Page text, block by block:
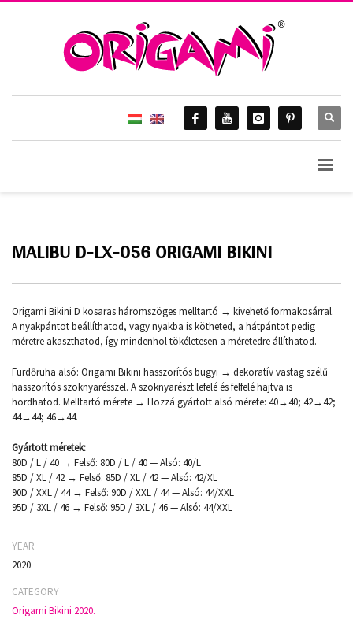
MALIBU D-LX-056 ORIGAMI BIKINI
Origami Bikini D kosaras háromszöges melltartó → kivehető formakosárral.
A nyakpántot beállíthatod, vagy nyakba is kötheted, a hátpántot pedig
méretre akaszthatod, így mindenhol tökéletesen a méretedre állíthatod.
Fürdőruha alsó: Origami Bikini hasszorítós bugyi → dekoratív vastag szélű
hasszorítós szoknyarésszel. A szoknyarészt lefelé és felfelé hajtva is
hordhatod. Melltartó mérete → Hozzá gyártott alsó mérete: 40→40; 42→42;
44→44; 46→44.
Gyártott méretek:
80D / L / 40 → Felső: 80D / L / 40 — Alsó: 40/L
85D / XL / 42 → Felső: 85D / XL / 42 — Alsó: 42/XL
90D / XXL / 44 → Felső: 90D / XXL / 44 — Alsó: 44/XXL
95D / 3XL / 46 → Felső: 95D / 3XL / 46 — Alsó: 44/XXL
YEAR
2020
CATEGORY
Origami Bikini 2020.